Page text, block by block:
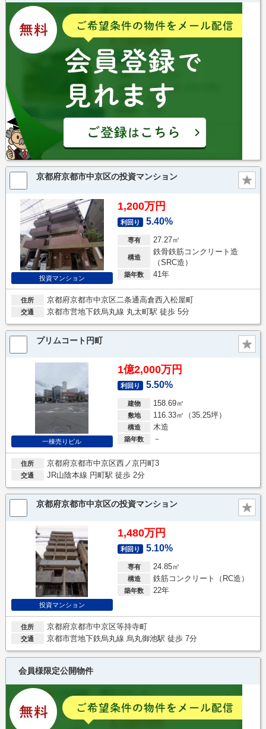
京都府京都市中京区の投資マンション
投資マンション
1,200万円
利回り 5.40%
専有 27.27㎡
構造
鉄骨鉄筋コンクリート造
（SRC造）
築年数 41年
住所 京都府京都市中京区二条通高倉西入松屋町
交通 京都市営地下鉄烏丸線 丸太町駅 徒歩 5分
プリムコート円町
一棟売りビル
1億2,000万円
利回り 5.50%
建物 158.69㎡
敷地 116.33㎡（35.25坪）
構造 木造
築年数 －
住所 京都府京都市中京区西ノ京円町3
交通 JR山陰本線 円町駅 徒歩 2分
京都府京都市中京区の投資マンション
投資マンション
1,480万円
利回り 5.10%
専有 24.85㎡
構造 鉄筋コンクリート（RC造）
築年数 22年
住所 京都府京都市中京区等持寺町
交通 京都市営地下鉄烏丸線 烏丸御池駅 徒歩 7分
会員様限定公開物件